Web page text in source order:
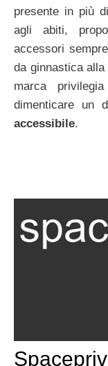
presente in più
agli abiti,
accessori
da ginnastica
marca
dimenticare un
accessibile.